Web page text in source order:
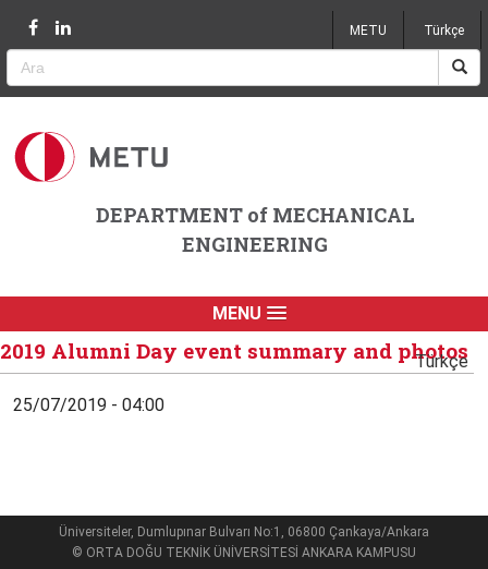
METU Türkçe
DEPARTMENT of MECHANICAL
ENGINEERING
MENU
2019 Alumni Day event summary and photos
25/07/2019 - 04:00
Türkçe
Üniversiteler, Dumlupınar Bulvarı No:1, 06800 Çankaya/Ankara
© ORTA DOĞU TEKNİK ÜNİVERSİTESİ ANKARA KAMPUSU